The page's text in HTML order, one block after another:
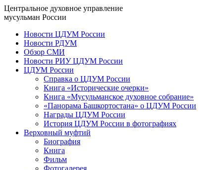
Центральное духовное управление
мусульман России
Новости ЦДУМ России
Новости РДУМ
Обзор СМИ
Новости РИУ ЦДУМ России
ЦДУМ России
Справка о ЦДУМ России
Книга «Исторические очерки»
Книга «Мусульманское духовное собрание»
«Панорама Башкортостана» о ЦДУМ России
Награды ЦДУМ России
История ЦДУМ России в фотографиях
Верховный муфтий
Биография
Книга
Фильм
Фотогалерея